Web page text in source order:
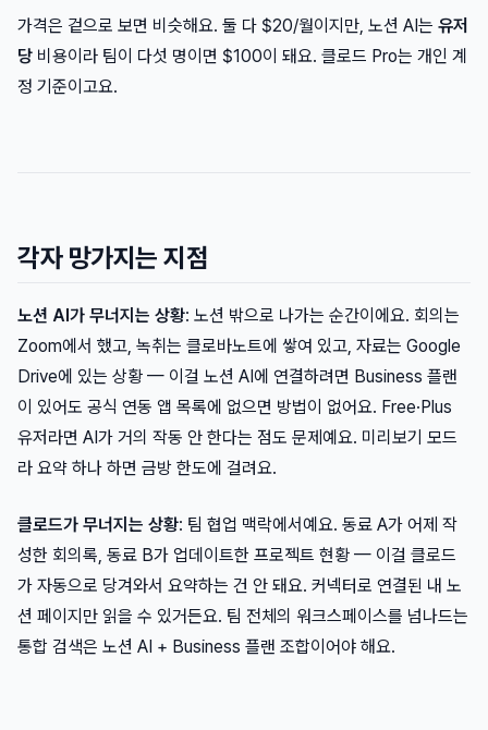
가격은 겉으로 보면 비슷해요. 둘 다 $20/월이지만, 노션 AI는 유저
당 비용이라 팀이 다섯 명이면 $100이 돼요. 클로드 Pro는 개인 계
정 기준이고요.
각자 망가지는 지점
노션 AI가 무너지는 상황: 노션 밖으로 나가는 순간이에요. 회의는
Zoom에서 했고, 녹취는 클로바노트에 쌓여 있고, 자료는 Google
Drive에 있는 상황 — 이걸 노션 AI에 연결하려면 Business 플랜
이 있어도 공식 연동 앱 목록에 없으면 방법이 없어요. Free·Plus
유저라면 AI가 거의 작동 안 한다는 점도 문제예요. 미리보기 모드
라 요약 하나 하면 금방 한도에 걸려요.
클로드가 무너지는 상황: 팀 협업 맥락에서예요. 동료 A가 어제 작
성한 회의록, 동료 B가 업데이트한 프로젝트 현황 — 이걸 클로드
가 자동으로 당겨와서 요약하는 건 안 돼요. 커넥터로 연결된 내 노
션 페이지만 읽을 수 있거든요. 팀 전체의 워크스페이스를 넘나드는
통합 검색은 노션 AI + Business 플랜 조합이어야 해요.